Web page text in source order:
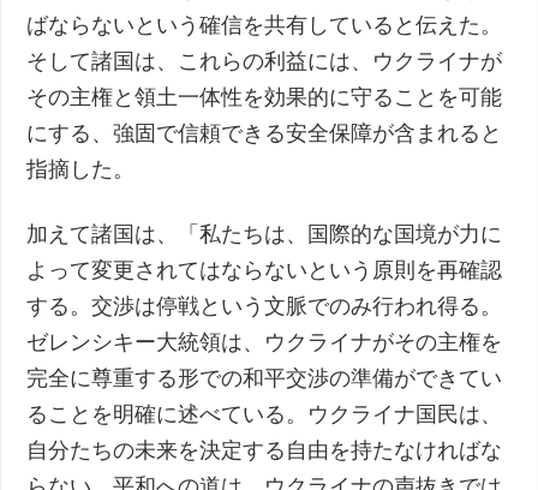
ばならないという確信を共有していると伝えた。
そして諸国は、これらの利益には、ウクライナが
その主権と領土一体性を効果的に守ることを可能
にする、強固で信頼できる安全保障が含まれると
指摘した。
加えて諸国は、「私たちは、国際的な国境が力に
よって変更されてはならないという原則を再確認
する。交渉は停戦という文脈でのみ行われ得る。
ゼレンシキー大統領は、ウクライナがその主権を
完全に尊重する形での和平交渉の準備ができてい
ることを明確に述べている。ウクライナ国民は、
自分たちの未来を決定する自由を持たなければな